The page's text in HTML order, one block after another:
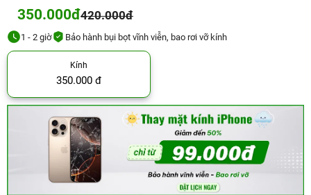
350.000đ420.000đ
1 - 2 giờ Bảo hành bụi bọt vĩnh viễn, bao rơi vỡ kính
Kính
350.000 đ